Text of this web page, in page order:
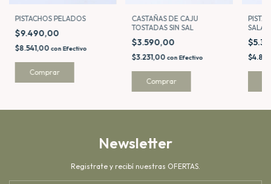
PISTACHOS PELADOS
$9.490,00
$8.541,00 con Efectivo
Comprar
CASTAÑAS DE CAJU
TOSTADAS SIN SAL
$3.590,00
$3.231,00 con Efectivo
Comprar
Newsletter
Registrate y recibí nuestras OFERTAS.